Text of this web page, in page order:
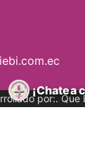
por:. Que
¡Chatea